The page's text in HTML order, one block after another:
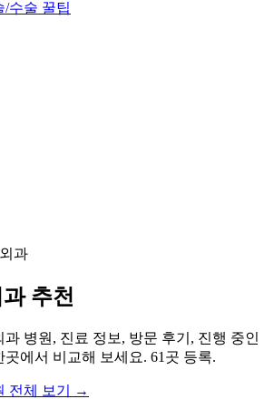
/수술 꿀팁
과
추천
병원, 진료 정보, 방문 후기, 진행 중인
에서 비교해 보세요. 61곳 등록.
전체 보기
→